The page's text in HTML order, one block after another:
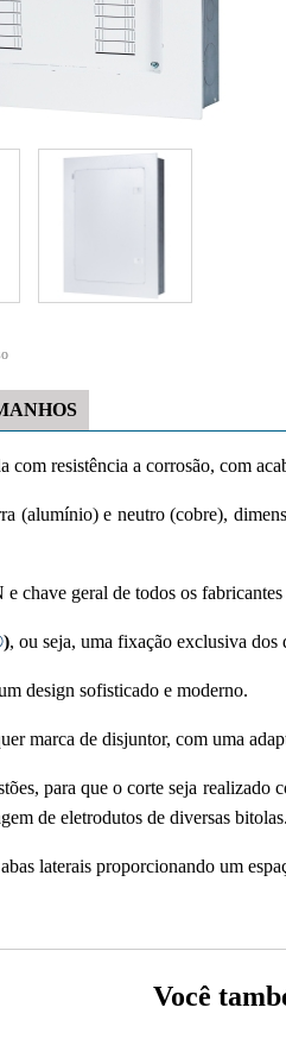
com resistência a corrosão, com
(alumínio) e neutro (cobre),
chave geral de todos os
), ou seja, uma fixação exclusiva
design sofisticado e moderno.
marca de disjuntor, com uma
para que o corte seja realizado
de eletrodutos de diversas bitolas.
laterais proporcionando um
para montagem dos disjuntores
Você